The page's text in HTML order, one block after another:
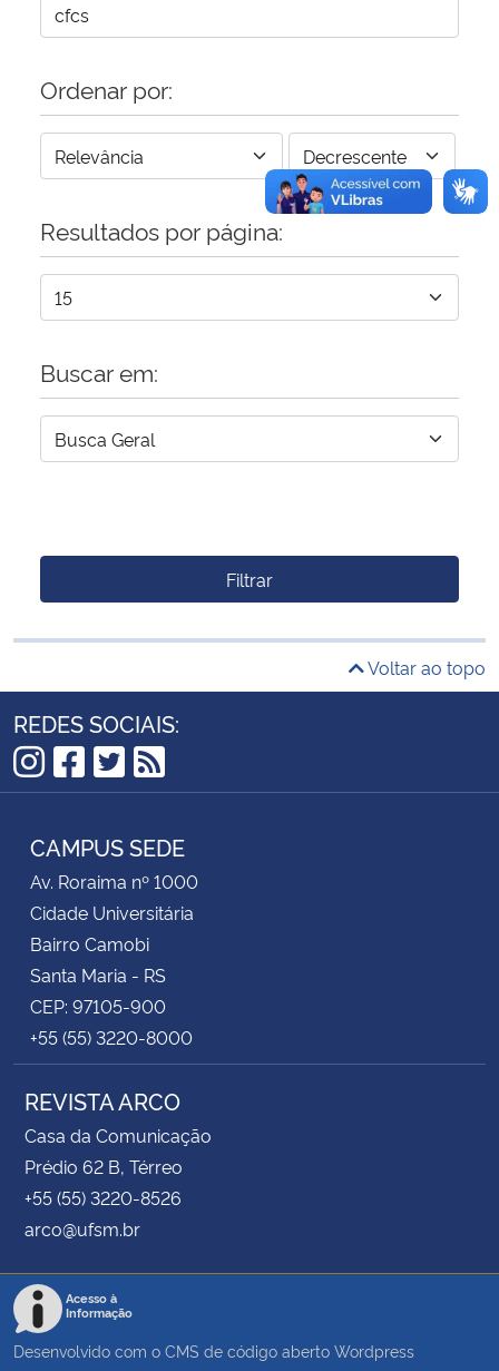
Gabinete de Segurança Institucional
Advocacia-Geral da União
Banco Central do Brasil
Planalto
Ordenar por:
Resultados por página:
Buscar em:
Filtrar
Voltar ao topo
REDES SOCIAIS:
Instagram
Facebook
Twitter
RSS
CAMPUS SEDE
Av. Roraima nº 1000
Cidade Universitária
Bairro Camobi
Santa Maria - RS
CEP: 97105-900
+55 (55) 3220-8000
REVISTA ARCO
Casa da Comunicação
Prédio 62 B, Térreo
+55 (55) 3220-8526
arco@ufsm.br
Acesso à
Informação
Desenvolvido com o CMS de código aberto Wordpress